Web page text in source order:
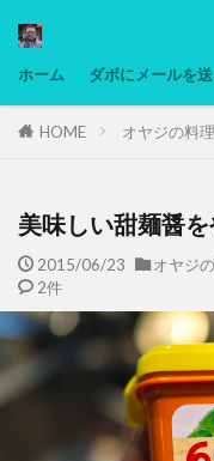
ホーム ダボにメールを
HOME オヤジの料
美味しい甜麺醤
2015/06/23
オヤジ
2件
タグ
マレーシア動画